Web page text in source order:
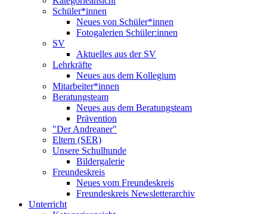
Schüler*innen
Neues von Schüler*innen
Fotogalerien Schüler:innen
SV
Aktuelles aus der SV
Lehrkräfte
Neues aus dem Kollegium
Mitarbeiter*innen
Beratungsteam
Neues aus dem Beratungsteam
Prävention
"Der Andreaner"
Eltern (SER)
Unsere Schulhunde
Bildergalerie
Freundeskreis
Neues vom Freundeskreis
Freundeskreis Newsletterarchiv
Unterricht